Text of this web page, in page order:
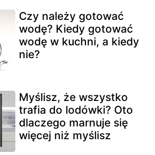
Czy należy gotować
wodę? Kiedy gotować
wodę w kuchni, a kiedy
nie?
Myślisz, że wszystko
trafia do lodówki? Oto
dlaczego marnuje się
więcej niż myślisz